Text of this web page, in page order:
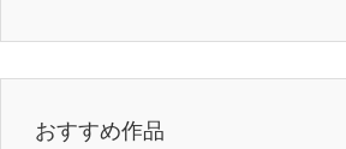
おすすめ作品